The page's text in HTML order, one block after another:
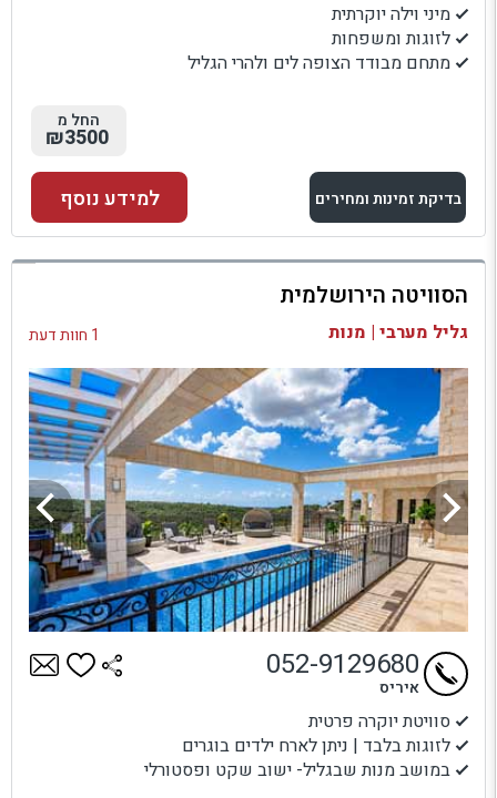
מיני וילה יוקרתית
לזוגות ומשפחות
מתחם מבודד הצופה לים ולהרי הגליל
החל מ
₪3500
בדיקת זמינות ומחירים
למתחם זה
בדיקת זמינות ומחירים
למידע נוסף
הסוויטה הירושלמית
גליל מערבי | מנות 1 חוות דעת
סוויטת יוקרה פרטית
לזוגות בלבד | ניתן לארח ילדים בוגרים
במושב מנות שבגליל- ישוב שקט ופסטורלי
052-9129680
איריס